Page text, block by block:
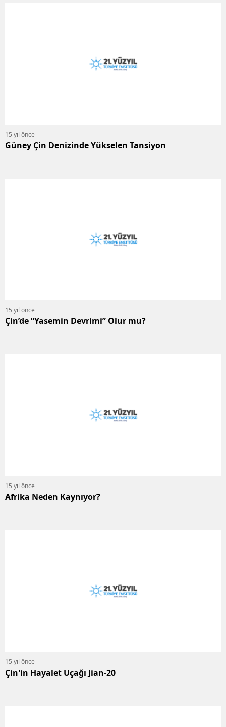
15 yıl önce
Güney Çin Denizinde Yükselen Tansiyon
15 yıl önce
Çin’de “Yasemin Devrimi” Olur mu?
15 yıl önce
Afrika Neden Kaynıyor?
15 yıl önce
Çin'in Hayalet Uçağı Jian-20